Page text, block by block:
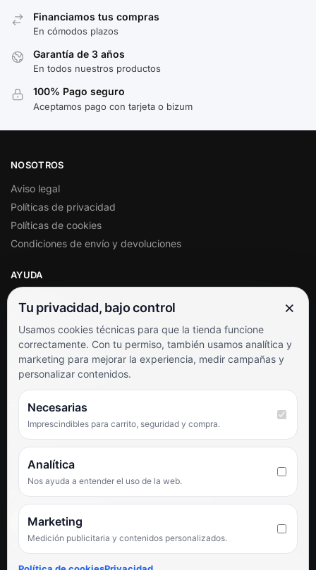
Financiamos tus compras
En cómodos plazos
Garantía de 3 años
En todos nuestros productos
100% Pago seguro
Aceptamos pago con tarjeta o bizum
NOSOTROS
Aviso legal
Políticas de privacidad
Políticas de cookies
Condiciones de envío y devoluciones
AYUDA
Soporte al cliente
Contacto
Términos y condiciones
Preguntas frecuentes
SÍGUENOS
Facebook
TikTok
PUNTUACIÓN DE 4,6 SOBRE 5 EN GOOGLE
★★★★★
Tu privacidad, bajo control ×
Usamos cookies técnicas para que la tienda funcione
correctamente. Con tu permiso, también usamos analítica y
marketing para mejorar la experiencia, medir campañas y
personalizar contenidos.
Necesarias
Imprescindibles para carrito, seguridad y compra.
Analítica
Nos ayuda a entender el uso de la web.
Marketing
Medición publicitaria y contenidos personalizados.